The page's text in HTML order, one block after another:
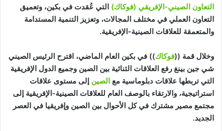
التعاون الصيني-الإفريقي (فوكاك) التي عُقدت في بكين، وتعميق
التعاون العملي في مختلف المجالات، وتعزيز التنمية المستدامة
والمتعمقة للعلاقات الصينية-الإفريقية.
وخلال قمة ((فوكاك)) في بكين العام الماضي، اقترح الرئيس الصيني
شي جين بينغ رفع العلاقات الثنائية بين الصين وجميع الدول الإفريقية
التي تربطها علاقات دبلوماسية مع الصين إلى مستوى علاقات
استراتيجية، والارتقاء بالوصف العام للعلاقات الصينية-الإفريقية إلى
مجتمع مصير مشترك في كل الأحوال بين الصين وإفريقيا في العصر
الجديد.